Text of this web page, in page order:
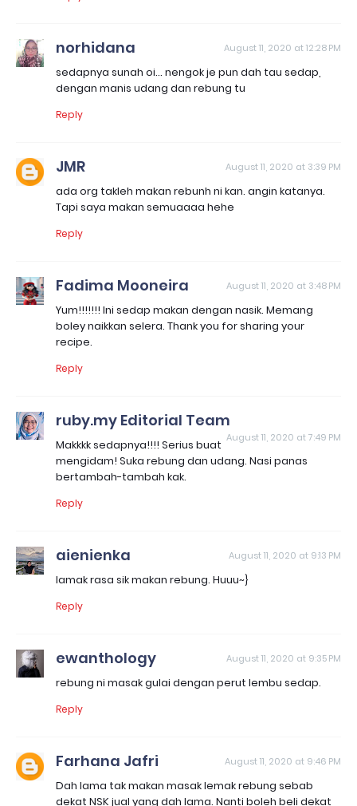
norhidana August 11, 2020 at 12:28 PM
sedapnya sunah oi... nengok je pun dah tau sedap,
dengan manis udang dan rebung tu
Reply
JMR August 11, 2020 at 3:39 PM
ada org takleh makan rebunh ni kan. angin katanya.
Tapi saya makan semuaaaa hehe
Reply
Fadima Mooneira August 11, 2020 at 3:48 PM
Yum!!!!!!! Ini sedap makan dengan nasik. Memang
boley naikkan selera. Thank you for sharing your
recipe.
Reply
ruby.my Editorial Team
August 11, 2020 at 7:49 PM
Makkkk sedapnya!!!! Serius buat
mengidam! Suka rebung dan udang. Nasi panas
bertambah-tambah kak.
Reply
aienienka August 11, 2020 at 9:13 PM
lamak rasa sik makan rebung. Huuu~}
Reply
ewanthology August 11, 2020 at 9:35 PM
rebung ni masak gulai dengan perut lembu sedap.
Reply
Farhana Jafri August 11, 2020 at 9:46 PM
Dah lama tak makan masak lemak rebung sebab
dekat NSK jual yang dah lama. Nanti boleh beli dekat